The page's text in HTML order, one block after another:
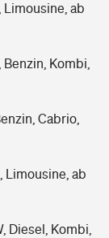
Limousine, ab
Benzin, Kombi,
Cabrio,
Limousine, ab
Diesel, Kombi,